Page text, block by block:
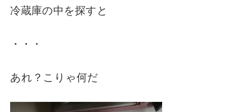
冷蔵庫の中を探すと
・・・
あれ？こりゃ何だ